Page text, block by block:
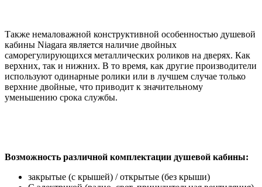
Также немаловажной конструктивной особенностью душевой
кабины Niagara является наличие двойных
саморегулирующихся металлических роликов на дверях. Как
верхних, так и нижних. В то время, как другие производители
используют одинарные ролики или в лучшем случае только
верхние двойные, что приводит к значительному
уменьшению срока службы.
Возможность различной комплектации душевой кабины:
закрытые (с крышей) / открытые (без крыши)